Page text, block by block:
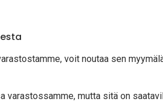
voit noutaa sen
varastossamme, mutta sitä on